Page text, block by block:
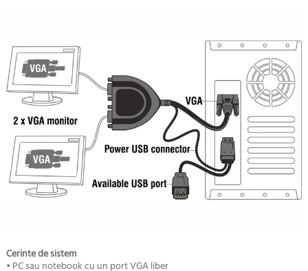
Cerinte de sistem
• PC sau notebook cu un port VGA liber